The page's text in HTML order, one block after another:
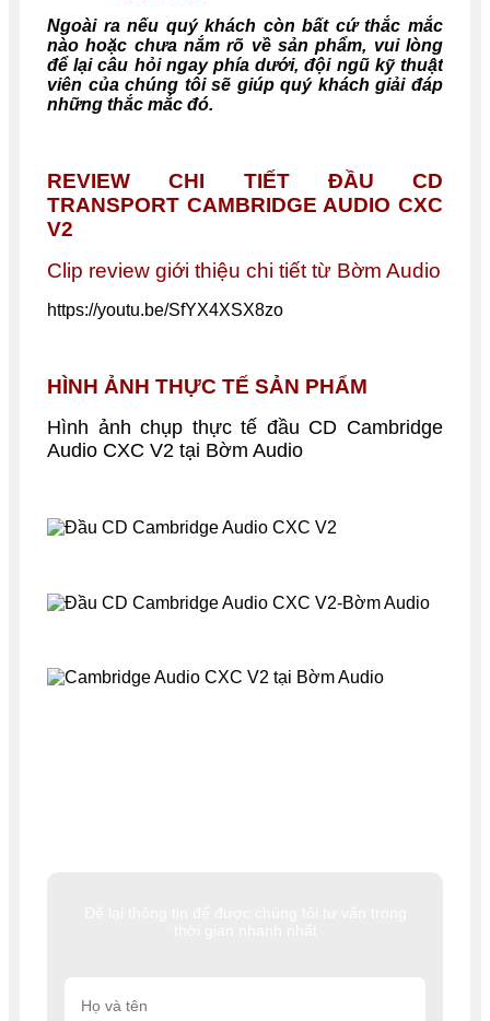
Ngoài ra nếu quý khách còn bất cứ thắc mắc
nào hoặc chưa nắm rõ về sản phẩm, vui lòng
để lại câu hỏi ngay phía dưới, đội ngũ kỹ thuật
viên của chúng tôi sẽ giúp quý khách giải đáp
những thắc mắc đó.
REVIEW CHI TIẾT ĐẦU CD
TRANSPORT CAMBRIDGE AUDIO CXC
V2
Clip review giới thiệu chi tiết từ Bờm Audio
https://youtu.be/SfYX4XSX8zo
HÌNH ẢNH THỰC TẾ SẢN PHẨM
Hình ảnh chụp thực tế đầu CD Cambridge
Audio CXC V2 tại Bờm Audio